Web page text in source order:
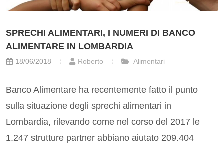
SPRECHI ALIMENTARI, I NUMERI DI BANCO
ALIMENTARE IN LOMBARDIA
18/06/2018 Roberto Alimentari
Banco Alimentare ha recentemente fatto il punto
sulla situazione degli sprechi alimentari in
Lombardia, rilevando come nel corso del 2017 le
1.247 strutture partner abbiano aiutato 209.404